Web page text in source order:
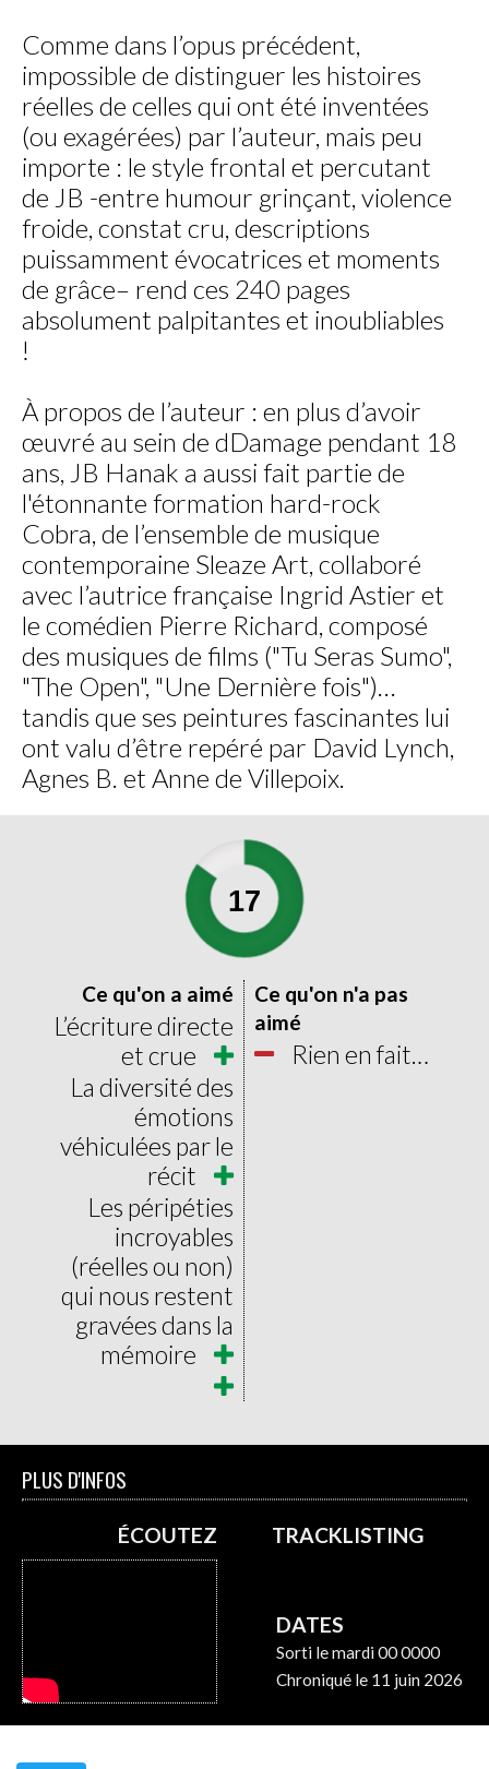
Comme dans l’opus précédent,
impossible de distinguer les histoires
réelles de celles qui ont été inventées
(ou exagérées) par l’auteur, mais peu
importe : le style frontal et percutant
de JB -entre humour grinçant, violence
froide, constat cru, descriptions
puissamment évocatrices et moments
de grâce– rend ces 240 pages
absolument palpitantes et inoubliables
!
À propos de l’auteur : en plus d’avoir
œuvré au sein de dDamage pendant 18
ans, JB Hanak a aussi fait partie de
l'étonnante formation hard-rock
Cobra, de l’ensemble de musique
contemporaine Sleaze Art, collaboré
avec l’autrice française Ingrid Astier et
le comédien Pierre Richard, composé
des musiques de films ("Tu Seras Sumo",
"The Open", "Une Dernière fois")…
tandis que ses peintures fascinantes lui
ont valu d’être repéré par David Lynch,
Agnes B. et Anne de Villepoix.
17
0 20
Ce qu'on a aimé
L’écriture directe
et crue
La diversité des
émotions
véhiculées par le
récit
Les péripéties
incroyables
(réelles ou non)
qui nous restent
gravées dans la
mémoire
Ce qu'on n'a pas
aimé
Rien en fait…
PLUS D'INFOS
ÉCOUTEZ TRACKLISTING
DATES
Sorti le mardi 00 0000
Chroniqué le 11 juin 2026